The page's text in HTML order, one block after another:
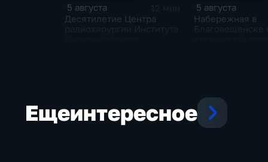
5 августа
Десятилетие Центра
5 августа
Набережная в
Ещеинтересное